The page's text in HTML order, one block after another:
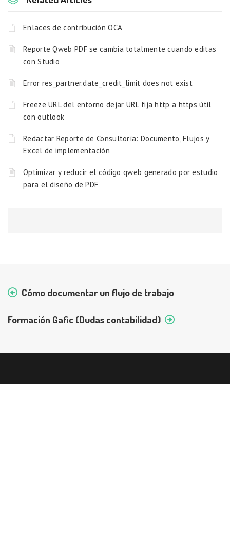
Enlaces de contribución OCA
Reporte Qweb PDF se cambia totalmente cuando editas
con Studio
Error res_partner.date_credit_limit does not exist
Freeze URL del entorno dejar URL fija http a https útil
con outlook
Redactar Reporte de Consultoría: Documento, Flujos y
Excel de implementación
Optimizar y reducir el código qweb generado por estudio
para el diseño de PDF
Cómo documentar un flujo de trabajo
Formación Gafic (Dudas contabilidad)